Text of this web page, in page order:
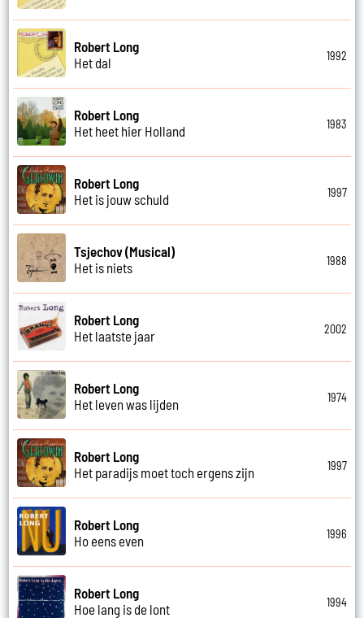
Robert Long
Het dal
1992
Robert Long
Het heet hier Holland
1983
Robert Long
Het is jouw schuld
1997
Tsjechov (Musical)
Het is niets
1988
Robert Long
Het laatste jaar
2002
Robert Long
Het leven was lijden
1974
Robert Long
Het paradijs moet toch ergens zijn
1997
Robert Long
Ho eens even
1996
Robert Long
Hoe lang is de lont
1994